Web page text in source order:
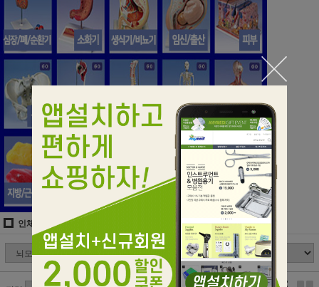
인체모형/실습모형/CPR 뇌모형/뇌신경모형